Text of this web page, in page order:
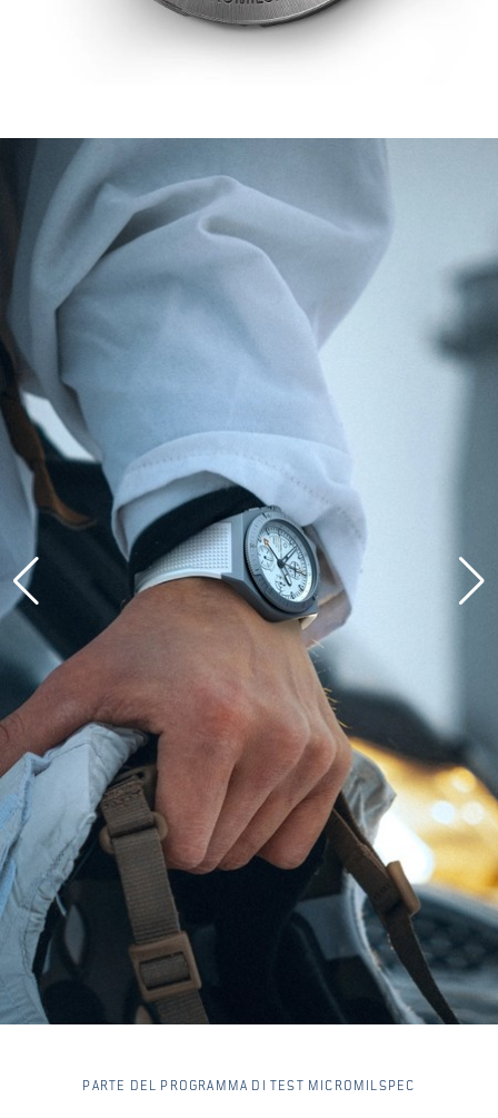
PARTE DEL PROGRAMMA DI TEST MICROMILSPEC